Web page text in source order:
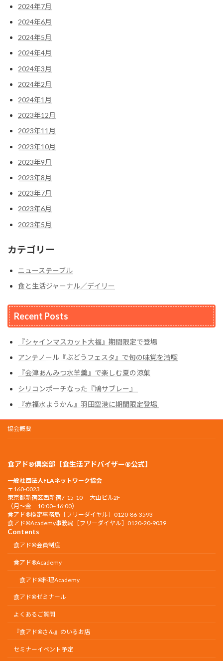
2024年7月
2024年6月
2024年5月
2024年4月
2024年3月
2024年2月
2024年1月
2023年12月
2023年11月
2023年10月
2023年9月
2023年8月
2023年7月
2023年6月
2023年5月
カテゴリー
ニューステーブル
食と生活ジャーナル／デイリー
Recent Posts
『シャインマスカット大福』期間限定で登場
アンテノール『ぶどうフェスタ』で旬の味覚を満喫
『会津あんみつ水羊羹』で楽しむ夏の涼菓
シリコンポーチなった『鳩サブレー』
『赤福水ようかん』羽田空港に期間限定登場
協会概要
食アド®倶楽部【食生活アドバイザー®公式】
一般社団法人FLAネットワーク協会
〒160-0023
東京都新宿区西新宿7-15-10 大山ビル2F
（月〜金 10:00–16:00）
食アド®︎検定事務局［フリーダイヤル］0120-86-3593
食アド®︎Academy事務局［フリーダイヤル］0120-20-9039
Contents
食アド®会員制度
食アド®︎Academy
食アド®︎料理Academy
食アド®ゼミナール
よくあるご質問
『食アド®︎さん』のいるお店
セミナーイベント予定